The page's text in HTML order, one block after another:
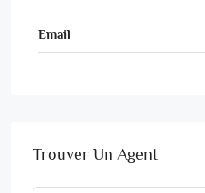
Email
Trouver Un Agent